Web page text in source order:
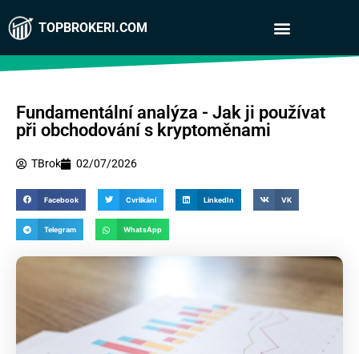
TOPBROKERI.COM
Fundamentální analýza - Jak ji používat
při obchodování s kryptoměnami
TBrok 02/07/2026
Facebook Cvrlikání LinkedIn VK
Telegram WhatsApp